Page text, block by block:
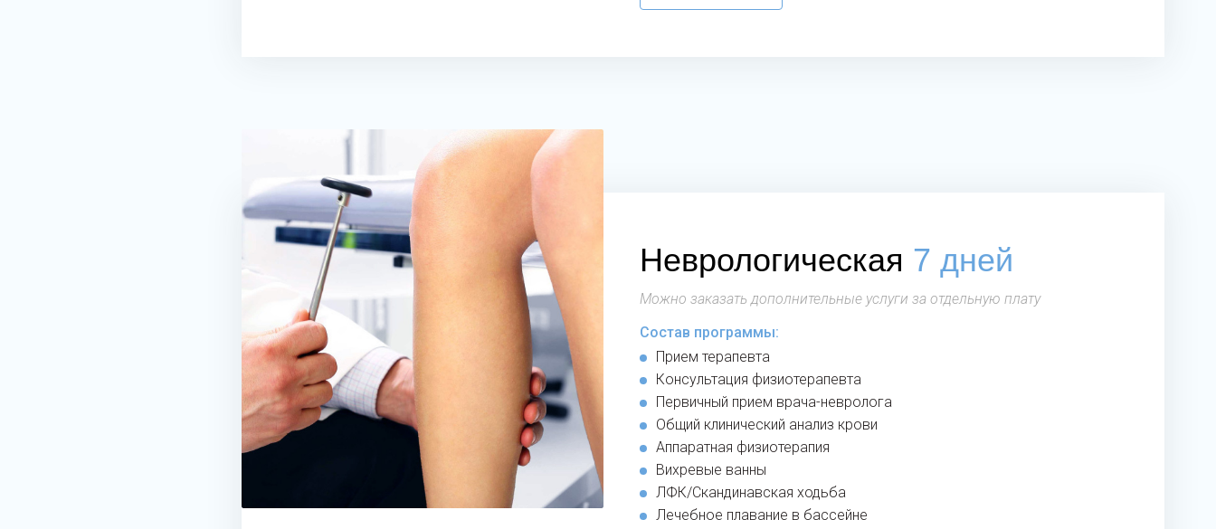
Неврологическая 7 дней
Можно заказать дополнительные услуги за отдельную плату
Состав программы:
Прием терапевта
Консультация физиотерапевта
Первичный прием врача-невролога
Общий клинический анализ крови
Аппаратная физиотерапия
Вихревые ванны
ЛФК/Скандинавская ходьба
Лечебное плавание в бассейне